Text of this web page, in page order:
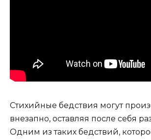
Стихийные бедствия могут
внезапно, оставляя после себя
Одним из таких бедствий,